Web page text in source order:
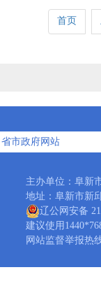
首页
主办单位：阜
地址：阜新市
辽公网安备
建议使用
网站监督举报热